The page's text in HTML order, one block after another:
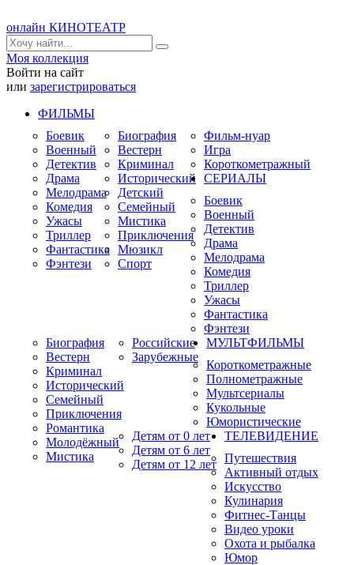
онлайн КИНОТЕАТР
Моя коллекция
Войти на сайт
или зарегистрироваться
ФИЛЬМЫ
Боевик
Военный
Детектив
Драма
Мелодрама
Комедия
Ужасы
Триллер
Фантастика
Фэнтези
Биография
Вестерн
Криминал
Исторический
Детский
Семейный
Мистика
Приключения
Мюзикл
Спорт
Фильм-нуар
Игра
Короткометражный
СЕРИАЛЫ
Боевик
Военный
Детектив
Драма
Мелодрама
Комедия
Триллер
Ужасы
Фантастика
Фэнтези
Биография
Вестерн
Криминал
Исторический
Семейный
Приключения
Романтика
Молодёжный
Мистика
Российские
Зарубежные
МУЛЬТФИЛЬМЫ
Короткометражные
Полнометражные
Мультсериалы
Кукольные
Юмористические
Детям от 0 лет
Детям от 6 лет
Детям от 12 лет
ТЕЛЕВИДЕНИЕ
Путешествия
Активный отдых
Искусство
Кулинария
Фитнес-Танцы
Видео уроки
Охота и рыбалка
Юмор